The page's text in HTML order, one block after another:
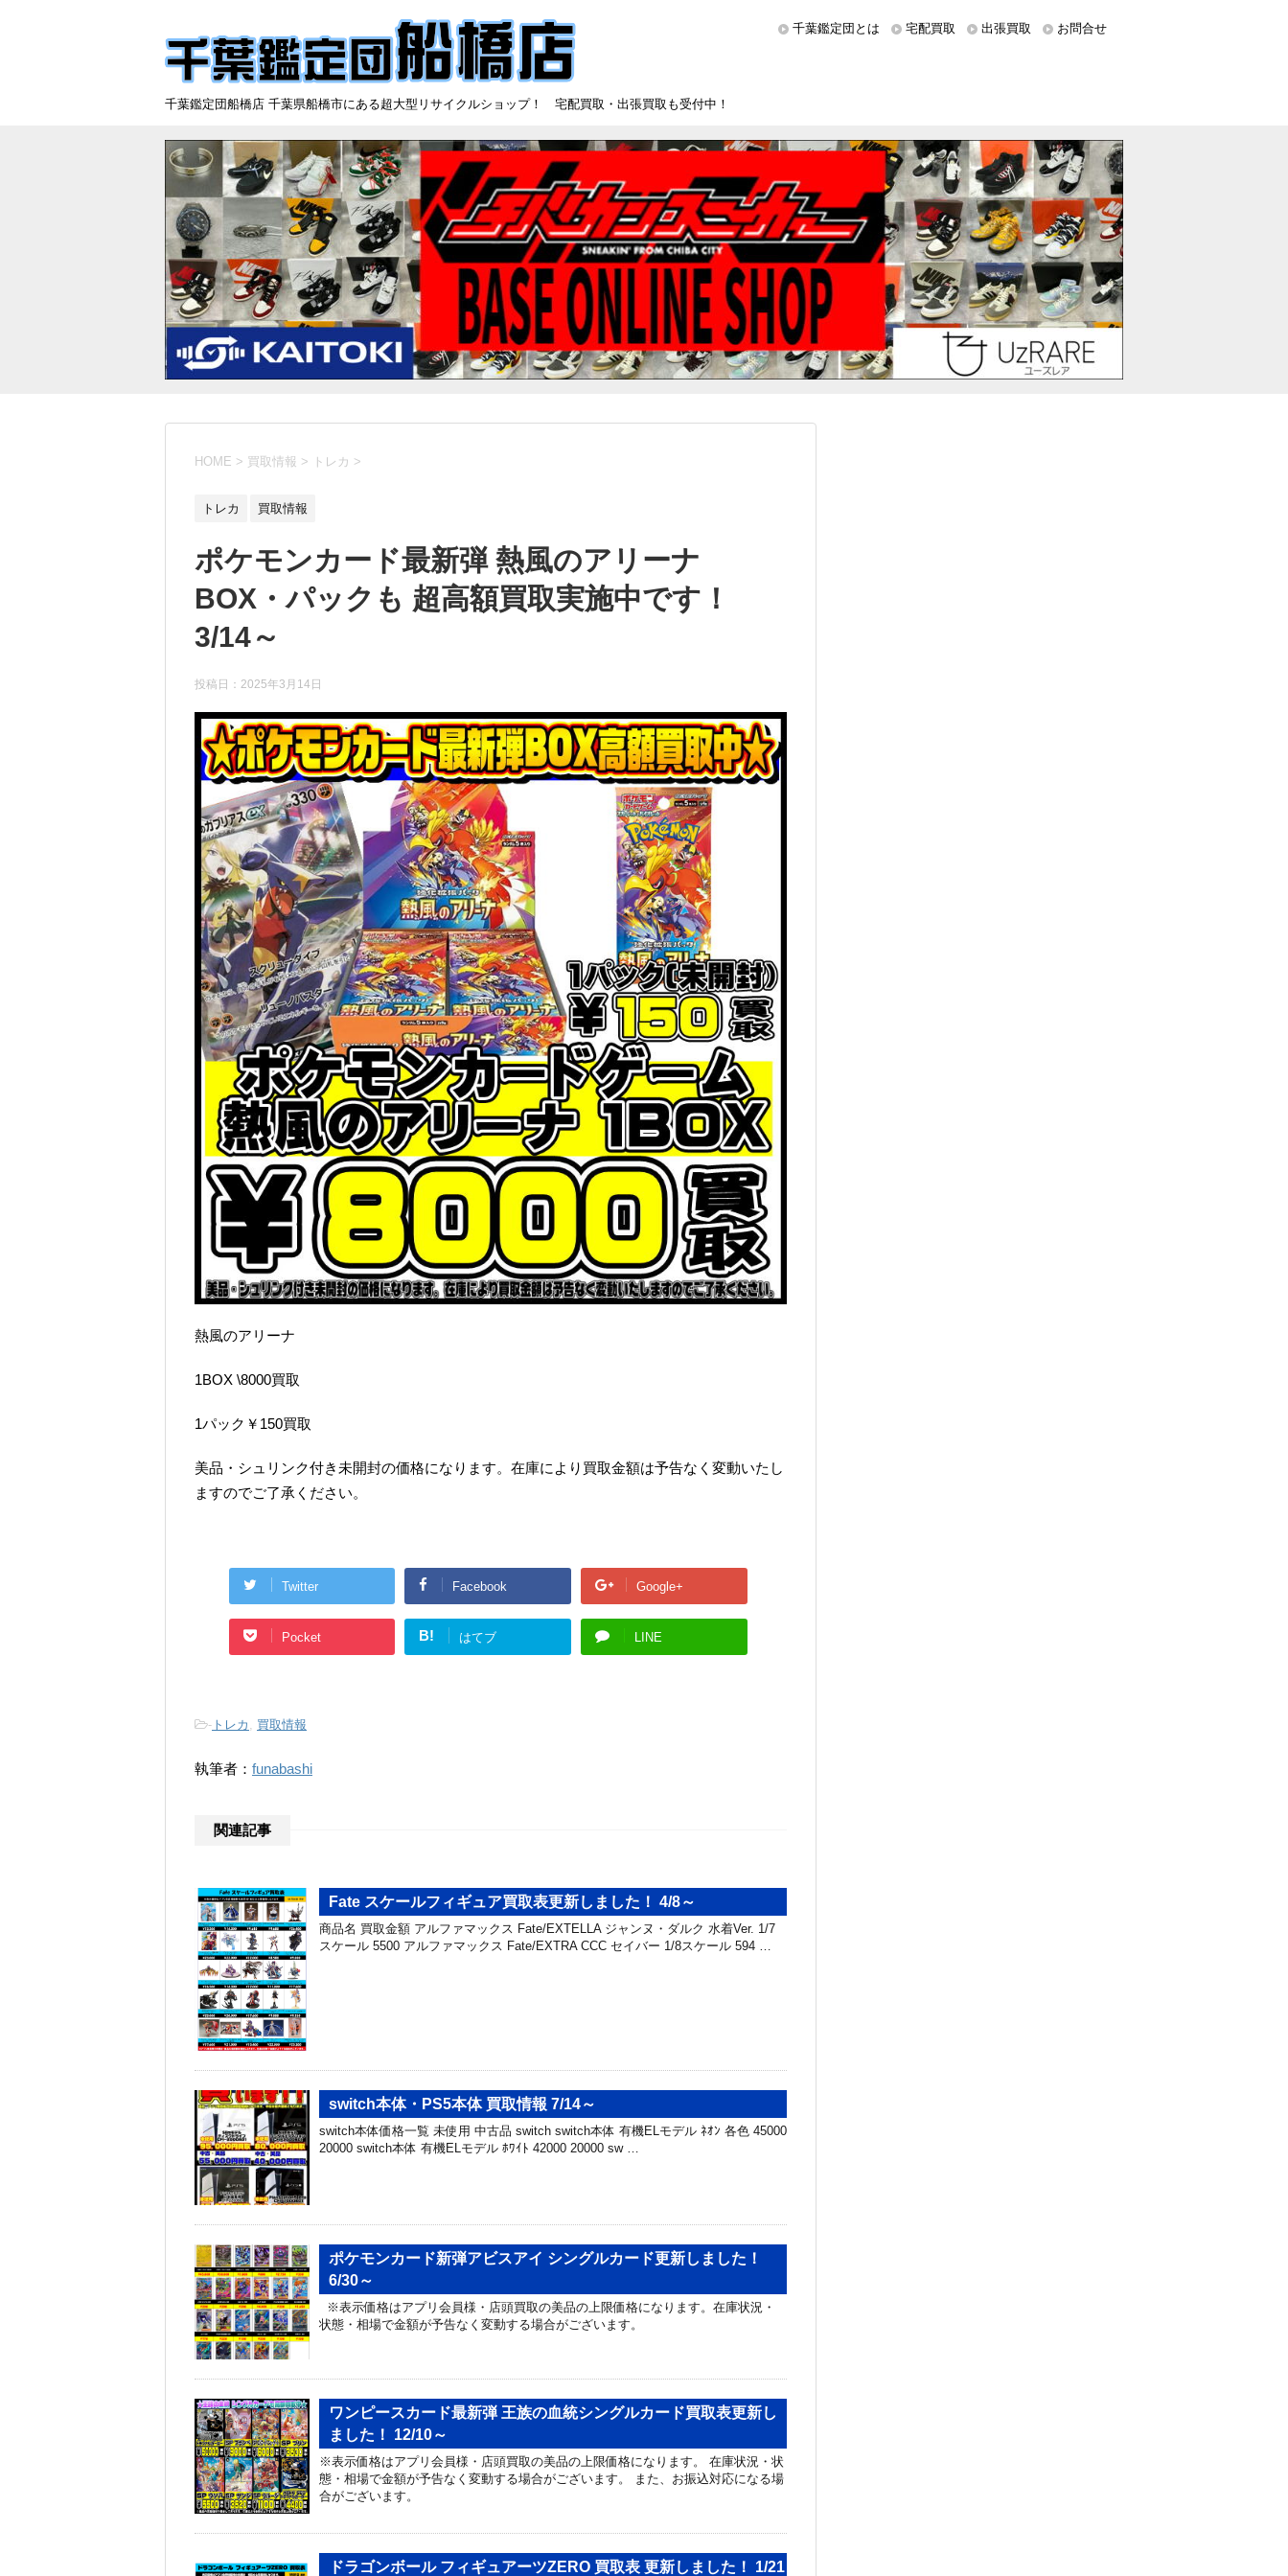
千葉鑑定団船橋店 千葉県船橋市にある超大型リサイクルショップ！ 宅配買取・出張買取も受付中！
千葉鑑定団とは 宅配買取 出張買取 お問合せ
HOME > 買取情報 > トレカ >
トレカ 買取情報
ポケモンカード最新弾 熱風のアリーナ
BOX・パックも 超高額買取実施中です！
3/14～
投稿日： 2025年3月14日
熱風のアリーナ
1BOX \8000買取
1パック￥150買取
美品・シュリンク付き未開封の価格になります。在庫により買取金額は予告なく変動いたし
ますのでご了承ください。
Twitter Facebook Google+
Pocket B! はてブ LINE
- トレカ , 買取情報
執筆者： funabashi
関連記事
Fate スケールフィギュア買取表更新しました！ 4/8～
商品名 買取金額 アルファマックス Fate/EXTELLA ジャンヌ・ダルク 水着Ver. 1/7
スケール 5500 アルファマックス Fate/EXTRA CCC セイバー 1/8スケール 594 …
switch本体・PS5本体 買取情報 7/14～
switch本体価格一覧 未使用 中古品 switch switch本体 有機ELモデル ﾈｵﾝ 各色 45000
20000 switch本体 有機ELモデル ﾎﾜｲﾄ 42000 20000 sw …
ポケモンカード新弾アビスアイ シングルカード更新しました！
6/30～
※表示価格はアプリ会員様・店頭買取の美品の上限価格になります。在庫状況・
状態・相場で金額が予告なく変動する場合がございます。
ワンピースカード最新弾 王族の血統シングルカード買取表更新し
ました！ 12/10～
※表示価格はアプリ会員様・店頭買取の美品の上限価格になります。 在庫状況・状
態・相場で金額が予告なく変動する場合がございます。 また、お振込対応になる場
合がございます。
ドラゴンボール フィギュアーツZERO 買取表 更新しました！ 1/21